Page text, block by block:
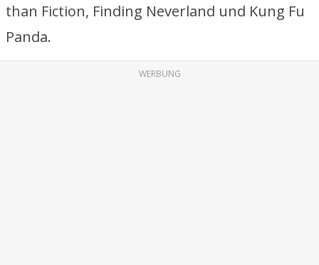
than Fiction, Finding Neverland und Kung Fu
Panda.
WERBUNG